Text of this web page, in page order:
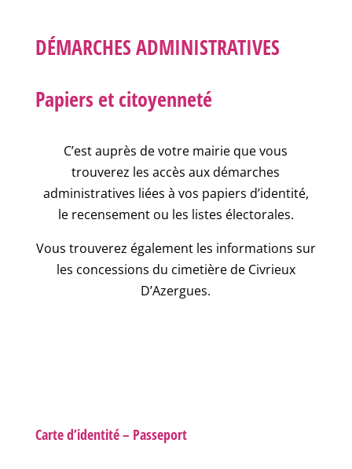
DÉMARCHES ADMINISTRATIVES
Papiers et citoyenneté
C’est auprès de votre mairie que vous
trouverez les accès aux démarches
administratives liées à vos papiers d’identité,
le recensement ou les listes électorales.
Vous trouverez également les informations sur
les concessions du cimetière de Civrieux
D’Azergues.
Carte d’identité – Passeport